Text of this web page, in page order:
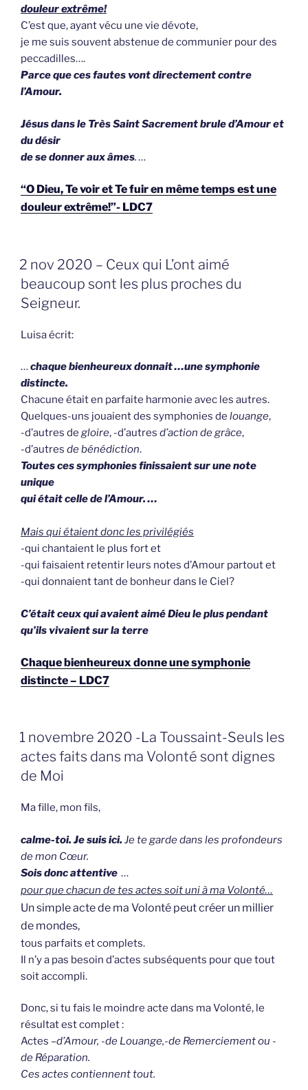
douleur extrême!
C’est que, ayant vécu une vie dévote,
je me suis souvent abstenue de communier pour des
peccadilles….
Parce que ces fautes vont directement contre
l’Amour.
Jésus dans le Très Saint Sacrement brule d’Amour et
du désir
de se donner aux âmes. …
“O Dieu, Te voir et Te fuir en même temps est une
douleur extrême!”- LDC7
GEPLAATST
OP
2 nov 2020 – Ceux qui L’ont aimé
beaucoup sont les plus proches du
Seigneur.
Luisa écrit:
…chaque bienheureux donnait …une symphonie
distincte.
Chacune était en parfaite harmonie avec les autres.
Quelques-uns jouaient des symphonies de louange,
-d’autres de gloire, -d’autres d’action de grâce,
-d’autres de bénédiction.
Toutes ces symphonies finissaient sur une note
unique
qui était celle de l’Amour. …
Mais qui étaient donc les privilégiés
-qui chantaient le plus fort et
-qui faisaient retentir leurs notes d’Amour partout et
-qui donnaient tant de bonheur dans le Ciel?
C’était ceux qui avaient aimé Dieu le plus pendant
qu’ils vivaient sur la terre
Chaque bienheureux donne une symphonie
distincte – LDC7
GEPLAATST
OP
1 novembre 2020 -La Toussaint-Seuls les
actes faits dans ma Volonté sont dignes
de Moi
Ma fille, mon fils,
calme-toi. Je suis ici. Je te garde dans les profondeurs
de mon Cœur.
Sois donc attentive …
pour que chacun de tes actes soit uni à ma Volonté…
Un simple acte de ma Volonté peut créer un millier
de mondes,
tous parfaits et complets.
Il n’y a pas besoin d’actes subséquents pour que tout
soit accompli.
Donc, si tu fais le moindre acte dans ma Volonté, le
résultat est complet :
Actes –d’Amour, -de Louange,-de Remerciement ou -
de Réparation.
Ces actes contiennent tout.